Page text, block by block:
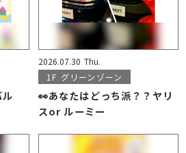
ル
2026.07.30 Thu.
1F グリーンゾーン
👀あなたはどっち派？？ヤリ
スor ルーミー